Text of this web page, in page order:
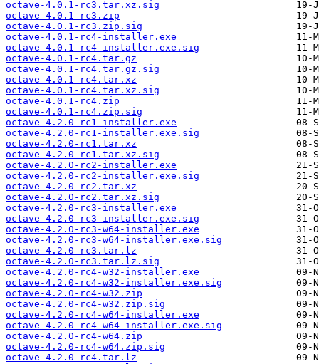
octave-4.0.1-rc3.tar.xz.sig
octave-4.0.1-rc3.zip
octave-4.0.1-rc3.zip.sig
octave-4.0.1-rc4-installer.exe
octave-4.0.1-rc4-installer.exe.sig
octave-4.0.1-rc4.tar.gz
octave-4.0.1-rc4.tar.gz.sig
octave-4.0.1-rc4.tar.xz
octave-4.0.1-rc4.tar.xz.sig
octave-4.0.1-rc4.zip
octave-4.0.1-rc4.zip.sig
octave-4.2.0-rc1-installer.exe
octave-4.2.0-rc1-installer.exe.sig
octave-4.2.0-rc1.tar.xz
octave-4.2.0-rc1.tar.xz.sig
octave-4.2.0-rc2-installer.exe
octave-4.2.0-rc2-installer.exe.sig
octave-4.2.0-rc2.tar.xz
octave-4.2.0-rc2.tar.xz.sig
octave-4.2.0-rc3-installer.exe
octave-4.2.0-rc3-installer.exe.sig
octave-4.2.0-rc3-w64-installer.exe
octave-4.2.0-rc3-w64-installer.exe.sig
octave-4.2.0-rc3.tar.lz
octave-4.2.0-rc3.tar.lz.sig
octave-4.2.0-rc4-w32-installer.exe
octave-4.2.0-rc4-w32-installer.exe.sig
octave-4.2.0-rc4-w32.zip
octave-4.2.0-rc4-w32.zip.sig
octave-4.2.0-rc4-w64-installer.exe
octave-4.2.0-rc4-w64-installer.exe.sig
octave-4.2.0-rc4-w64.zip
octave-4.2.0-rc4-w64.zip.sig
octave-4.2.0-rc4.tar.lz